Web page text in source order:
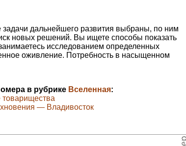
дальнейшего развития выбраны, по ним
новых решений. Вы ищете способы показать
исследованием определенных
оживление. Потребность в насыщенном
в рубрике Вселенная:
товарищества
— Владивосток